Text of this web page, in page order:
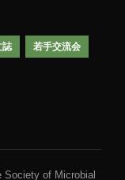
誌 若手交流会
Society of Microbial